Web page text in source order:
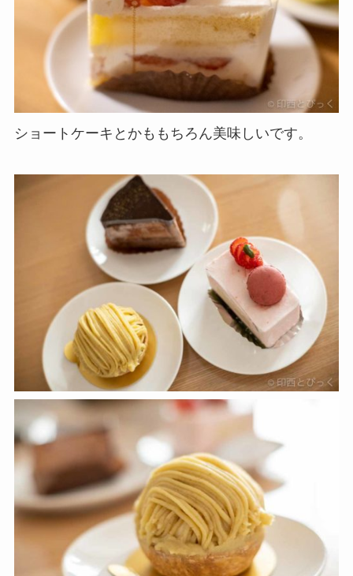
ショートケーキとかももちろん美味しいです。